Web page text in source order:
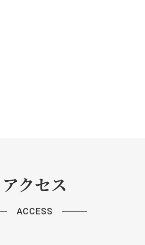
アクセス
ACCESS